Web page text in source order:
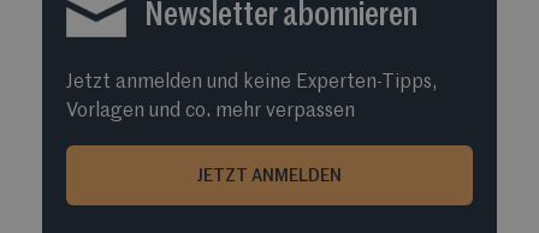
Newsletter abonnieren
Jetzt anmelden und keine Experten-Tipps,
Vorlagen und co. mehr verpassen
JETZT ANMELDEN